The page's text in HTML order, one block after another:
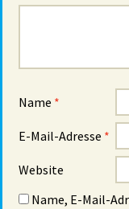
Name *
E-Mail-Adresse *
Website
Name, E-Mail-